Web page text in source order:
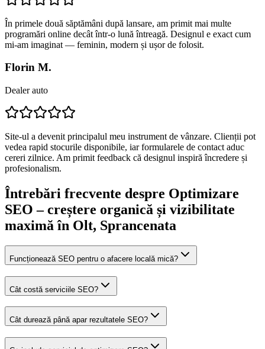
În primele două săptămâni după lansare, am primit mai multe
programări online decât într-o lună întreagă. Designul e exact cum
mi-am imaginat — feminin, modern și ușor de folosit.
Florin M.
Dealer auto
Site-ul a devenit principalul meu instrument de vânzare. Clienții pot
vedea rapid stocurile disponibile, iar formularele de contact aduc
cereri zilnice. Am primit feedback că designul inspiră încredere și
profesionalism.
Întrebări frecvente despre Optimizare
SEO – creștere organică și vizibilitate
maximă în Olt, Sprancenata
Funcționează SEO pentru o afacere locală mică?
Cât costă serviciile SEO?
Cât durează până apar rezultatele SEO?